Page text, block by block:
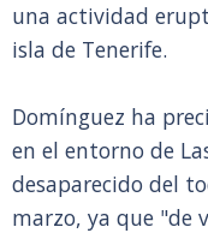
una actividad
isla de Tenerife.
Domínguez ha
en el entorno de
desaparecido del
marzo, ya que "de